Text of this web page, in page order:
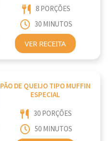
8 PORÇÕES
30 MINUTOS
VER RECEITA
PÃO DE QUEIJO TIPO MUFFIN
ESPECIAL
30 PORÇÕES
50 MINUTOS